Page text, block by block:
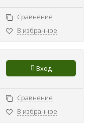
Сравнение
В избранное
Вход
Сравнение
В избранное